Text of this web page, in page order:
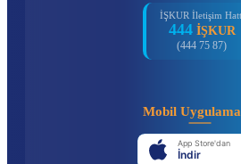
İŞKUR İletişim
444 İŞKUR
(444 75 87)
Mobil
App Store'dan
İndir